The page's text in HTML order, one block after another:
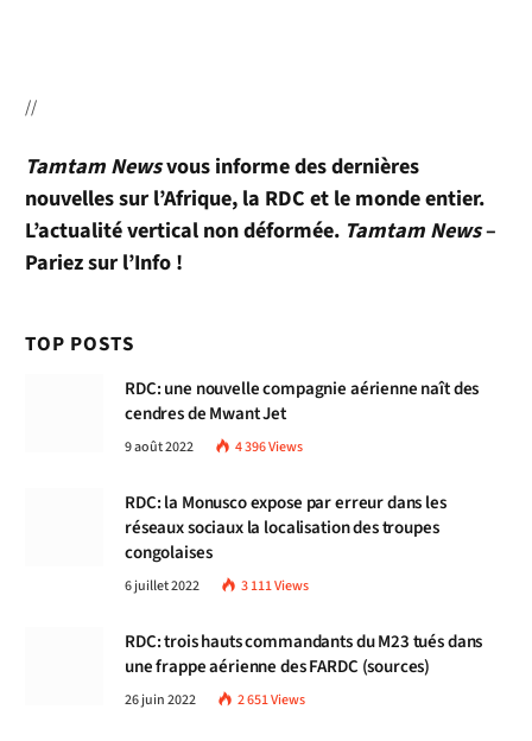
//
Tamtam Newsvous informe des dernières
nouvelles sur l’Afrique, la RDC et le monde entier.
L’actualité vertical non déformée. Tamtam News–
Pariez sur l’Info !
TOP POSTS
RDC: une nouvelle compagnie aérienne naît des
cendres de Mwant Jet
9 août 2022 4 396Views
RDC: la Monusco expose par erreur dans les
réseaux sociaux la localisation des troupes
congolaises
6 juillet 2022 3 111Views
RDC: trois hauts commandants du M23 tués dans
une frappe aérienne des FARDC (sources)
26 juin 2022 2 651Views